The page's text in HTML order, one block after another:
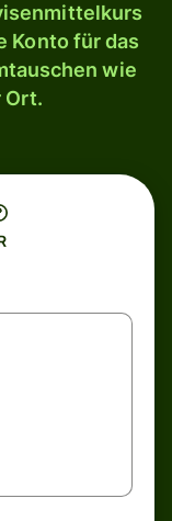
Konto für das
wie
Ort.